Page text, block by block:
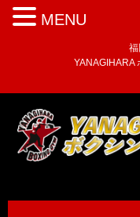
福
YANAGIHARA
MENU